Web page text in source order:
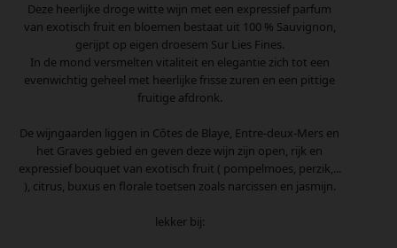
Deze heerlijke droge witte wijn met een expressief parfum
van exotisch fruit en bloemen bestaat uit 100 % Sauvignon,
gerijpt op eigen droesem Sur Lies Fines.
In de mond versmelten vitaliteit en elegantie zich tot een
evenwichtig geheel met heerlijke frisse zuren en een pittige
fruitige afdronk.
De wijngaarden liggen in Côtes de Blaye, Entre-deux-Mers en
het Graves gebied en geven deze wijn zijn open, rijk en
expressief bouquet van exotisch fruit ( pompelmoes, perzik,...
), citrus, buxus en florale toetsen zoals narcissen en jasmijn.
lekker bij: